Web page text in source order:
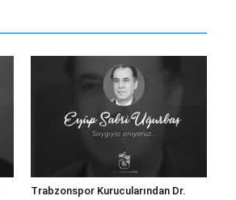
Trabzonspor Kurucularından Dr.